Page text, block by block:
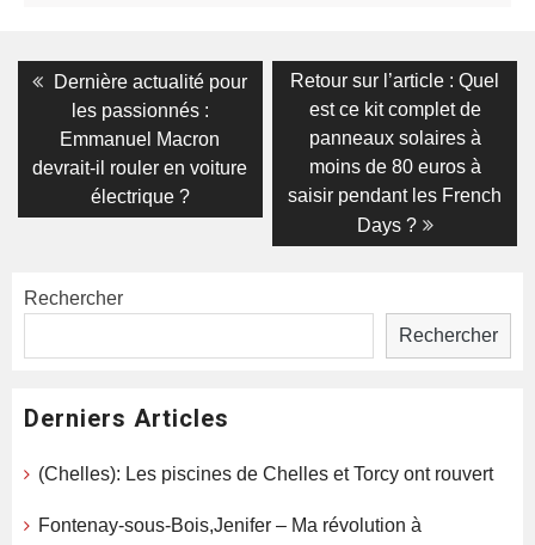
Navigation
l’article
Previous
post:
Dernière actualité pour
les passionnés :
Emmanuel Macron
devrait-il rouler en voiture
électrique ?
Next
post:
Retour sur l’article : Quel
est ce kit complet de
panneaux solaires à
moins de 80 euros à
saisir pendant les French
Days ?
Rechercher
Rechercher
Derniers Articles
(Chelles): Les piscines de Chelles et Torcy ont rouvert
Fontenay-sous-Bois,Jenifer – Ma révolution à